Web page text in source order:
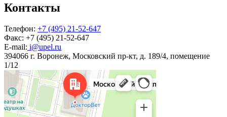
Контакты
Телефон: +7 (495) 21-52-647
Факс: +7 (495) 21-52-647
E-mail: i@upel.ru
394066 г. Воронеж, Московский пр-кт, д. 189/4, помещение
1/12